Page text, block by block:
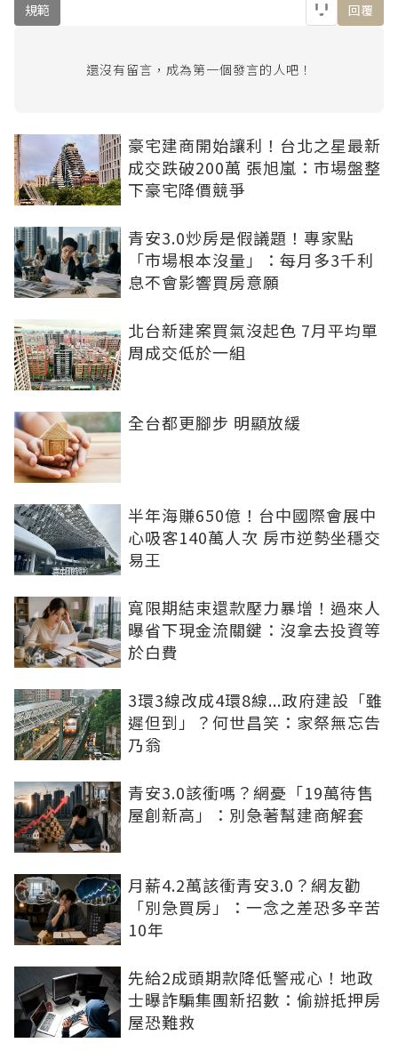
規範 回覆
還沒有留言，成為第一個發言的人吧！
豪宅建商開始讓利！台北之星最新
成交跌破200萬 張旭嵐：市場盤整
下豪宅降價競爭
青安3.0炒房是假議題！專家點
「市場根本沒量」：每月多3千利
息不會影響買房意願
北台新建案買氣沒起色 7月平均單
周成交低於一組
全台都更腳步 明顯放緩
半年海賺650億！台中國際會展中
心吸客140萬人次 房市逆勢坐穩交
易王
寬限期結束還款壓力暴增！過來人
曝省下現金流關鍵：沒拿去投資等
於白費
3環3線改成4環8線...政府建設「雖
遲但到」？何世昌笑：家祭無忘告
乃翁
青安3.0該衝嗎？網憂「19萬待售
屋創新高」：別急著幫建商解套
月薪4.2萬該衝青安3.0？網友勸
「別急買房」：一念之差恐多辛苦
10年
先給2成頭期款降低警戒心！地政
士曝詐騙集團新招數：偷辦抵押房
屋恐難救